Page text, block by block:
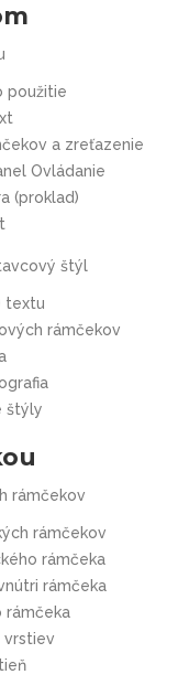
použitie
a zreťazenie
Ovládanie
(proklad)
štýl
textu
rámčekov
štýly
rámčekov
rámčekov
rámčeka
rámčeka
rámčeka
vrstiev